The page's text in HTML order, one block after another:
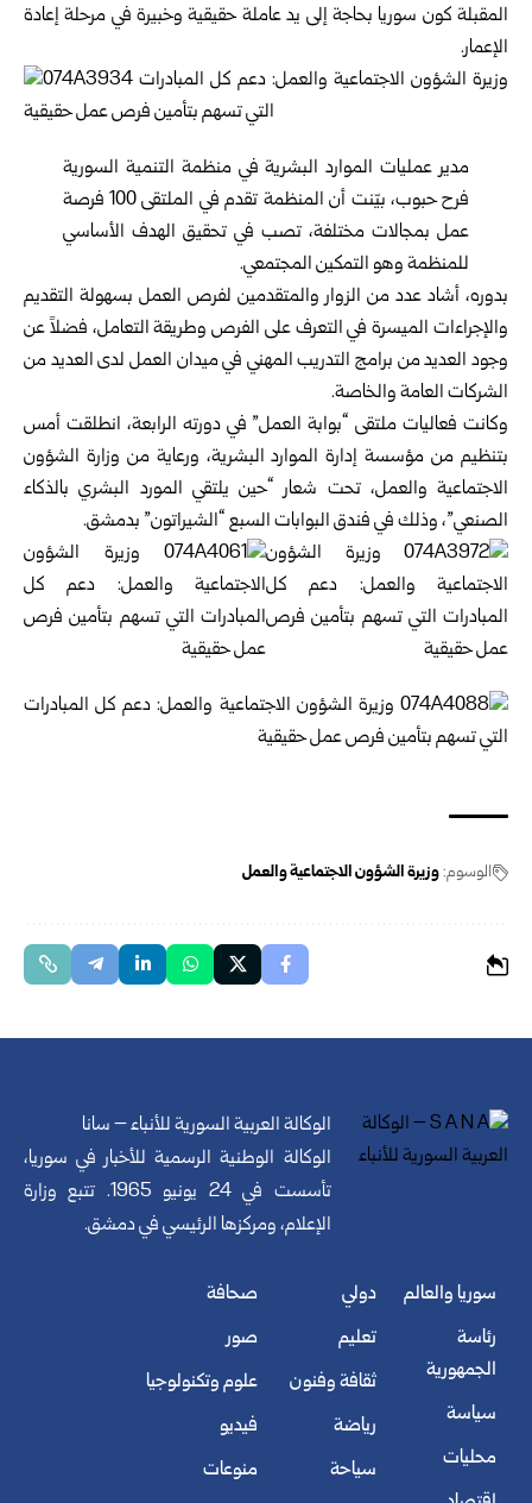
المقبلة كون سوريا بحاجة إلى يد عاملة حقيقية وخبيرة في مرحلة إعادة
الإعمار.
مدير عمليات الموارد البشرية في منظمة التنمية السورية
فرح حبوب، بيّنت أن المنظمة تقدم في الملتقى 100 فرصة
عمل بمجالات مختلفة، تصب في تحقيق الهدف الأساسي
للمنظمة وهو التمكين المجتمعي.
بدوره، أشاد عدد من الزوار والمتقدمين لفرص العمل بسهولة التقديم
والإجراءات الميسرة في التعرف على الفرص وطريقة التعامل، فضلاً عن
وجود العديد من برامج التدريب المهني في ميدان العمل لدى العديد من
الشركات العامة والخاصة.
وكانت فعاليات ملتقى “بوابة العمل” في دورته الرابعة، انطلقت أمس
بتنظيم من مؤسسة إدارة الموارد البشرية، ورعاية من وزارة الشؤون
الاجتماعية والعمل، تحت شعار “حين يلتقي المورد البشري بالذكاء
الصنعي”، وذلك في فندق البوابات السبع “الشيراتون” بدمشق.
الوسوم:وزيرة الشؤون الاجتماعية والعمل
الوكالة العربية السورية للأنباء – سانا
الوكالة الوطنية الرسمية للأخبار في سوريا،
تأسست في 24 يونيو 1965. تتبع وزارة
الإعلام، ومركزها الرئيسي في دمشق.
سوريا والعالم
رئاسة
الجمهورية
سياسة
محليات
دولي
تعليم
ثقافة وفنون
رياضة
سياحة
صحافة
صور
علوم وتكنولوجيا
فيديو
منوعات